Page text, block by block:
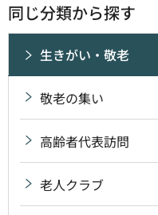
同じ分類から探す
生きがい・敬老
敬老の集い
高齢者代表訪問
老人クラブ